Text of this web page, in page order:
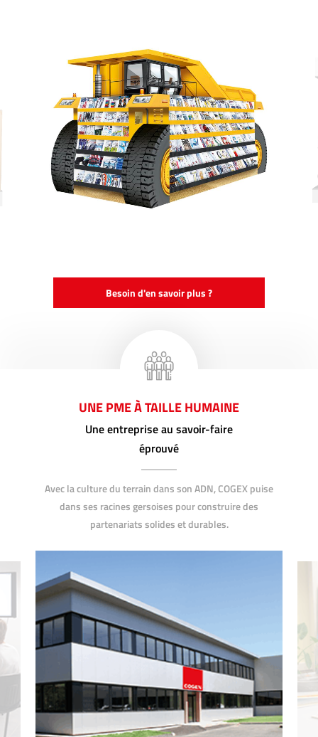
Besoin d'en savoir plus ?
UNE PME À TAILLE HUMAINE
Une entreprise au savoir-faire
éprouvé
Avec la culture du terrain dans son ADN, COGEX puise
dans ses racines gersoises pour construire des
partenariats solides et durables.